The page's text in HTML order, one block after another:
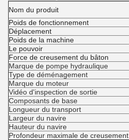
Nom du produit
Poids de fonctionnement
Déplacement
Poids de la machine
Le pouvoir
Force de creusement du bâton
Marque de pompe hydraulique
Type de déménagement
Marque du moteur
Vidéo d'inspection de sortie
Composants de base
Longueur du transport
Largeur du navire
Hauteur du navire
Profondeur maximale de creusement